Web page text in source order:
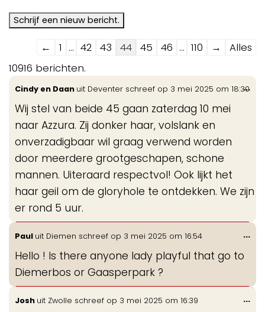
Navigatie
door
de
gastenboek-
lijst
← 1 ... 42 43 44 45 46 ... 110 →
Alles
10916 berichten.
Cindy en Daan uit Deventer schreef op 3 mei 2025 om 18:30
Wij stel van beide 45 gaan zaterdag 10 mei
naar Azzura. Zij donker haar, volslank en
onverzadigbaar wil graag verwend worden
door meerdere grootgeschapen, schone
mannen. Uiteraard respectvol! Ook lijkt het
haar geil om de gloryhole te ontdekken. We zijn
er rond 5 uur.
...
Paul uit Diemen schreef op 3 mei 2025 om 16:54
Hello ! Is there anyone lady playful that go to
Diemerbos or Gaasperpark ?
...
Josh uit Zwolle schreef op 3 mei 2025 om 16:39 ...